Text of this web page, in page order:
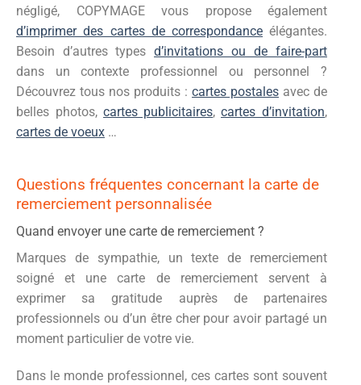
négligé, COPYMAGE vous propose également
d’imprimer des cartes de correspondance élégantes.
Besoin d’autres types d’invitations ou de faire-part
dans un contexte professionnel ou personnel ?
Découvrez tous nos produits : cartes postales avec de
belles photos, cartes publicitaires, cartes d’invitation,
cartes de voeux …
Questions fréquentes concernant la carte de
remerciement personnalisée
Quand envoyer une carte de remerciement ?
Marques de sympathie, un texte de remerciement
soigné et une carte de remerciement servent à
exprimer sa gratitude auprès de partenaires
professionnels ou d’un être cher pour avoir partagé un
moment particulier de votre vie.
Dans le monde professionnel, ces cartes sont souvent